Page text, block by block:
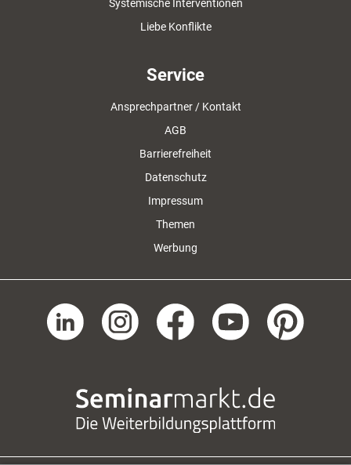
Systemische Interventionen
Liebe Konflikte
Service
Ansprechpartner / Kontakt
AGB
Barrierefreiheit
Datenschutz
Impressum
Themen
Werbung